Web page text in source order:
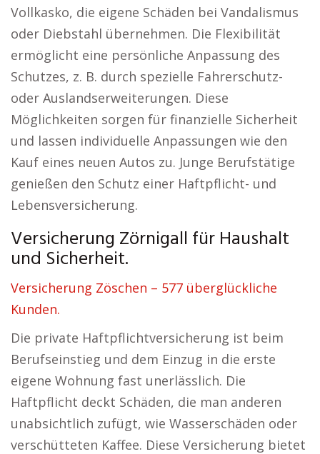
Vollkasko, die eigene Schäden bei Vandalismus
oder Diebstahl übernehmen. Die Flexibilität
ermöglicht eine persönliche Anpassung des
Schutzes, z. B. durch spezielle Fahrerschutz-
oder Auslandserweiterungen. Diese
Möglichkeiten sorgen für finanzielle Sicherheit
und lassen individuelle Anpassungen wie den
Kauf eines neuen Autos zu. Junge Berufstätige
genießen den Schutz einer Haftpflicht- und
Lebensversicherung.
Versicherung Zörnigall für Haushalt
und Sicherheit.
Versicherung Zöschen – 577 überglückliche
Kunden.
Die private Haftpflichtversicherung ist beim
Berufseinstieg und dem Einzug in die erste
eigene Wohnung fast unerlässlich. Die
Haftpflicht deckt Schäden, die man anderen
unabsichtlich zufügt, wie Wasserschäden oder
verschütteten Kaffee. Diese Versicherung bietet